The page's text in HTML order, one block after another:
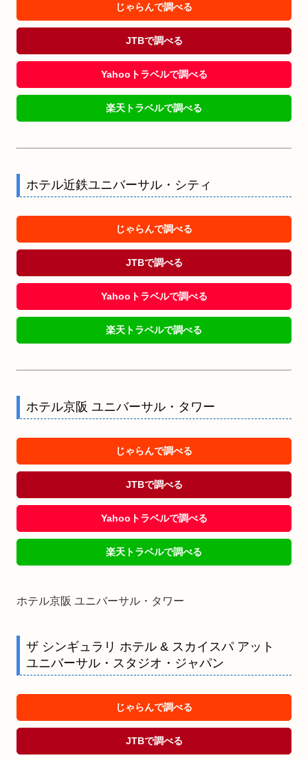
じゃらんで調べる
JTBで調べる
Yahooトラベルで調べる
楽天トラベルで調べる
ホテル近鉄ユニバーサル・シティ
じゃらんで調べる
JTBで調べる
Yahooトラベルで調べる
楽天トラベルで調べる
ホテル京阪 ユニバーサル・タワー
じゃらんで調べる
JTBで調べる
Yahooトラベルで調べる
楽天トラベルで調べる
ホテル京阪 ユニバーサル・タワー
ザ シンギュラリ ホテル & スカイスパ アット
ユニバーサル・スタジオ・ジャパン
じゃらんで調べる
JTBで調べる